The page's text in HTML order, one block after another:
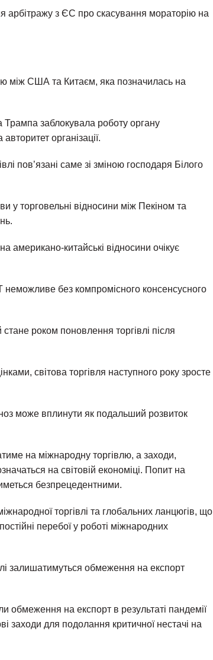
арбітражу з ЄС про скасування мораторію на
між США та Китаєм, яка позначилась на
заблокувала роботу органу
організації.
пов’язані саме зі зміною господаря Білого
у торговельні відносини між Пекіном та
американо-китайські відносини очікує
без компромісного консенсусного
роком поновлення торгівлі після
світова торгівля наступного року зросте
може вплинути як подальший розвиток
на міжнародну торгівлю, а заходи,
на світовій економіці. Попит на
безпрецедентними.
торгівлі та глобальних ланцюгів, що
перебої у роботі міжнародних
залишатимуться обмеження на експорт
обмеження на експорт в результаті пандемії
заходи для подолання критичної нестачі на